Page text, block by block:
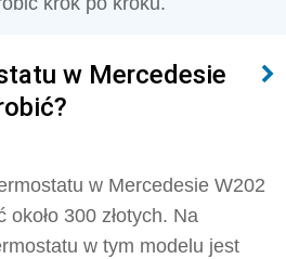
w Mercedesie
w Mercedesie W202
około 300 złotych. Na
w tym modelu jest